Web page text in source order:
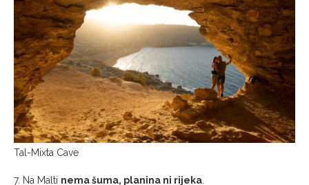
Tal-Mixta Cave
7. Na Malti nema šuma, planina ni rijeka